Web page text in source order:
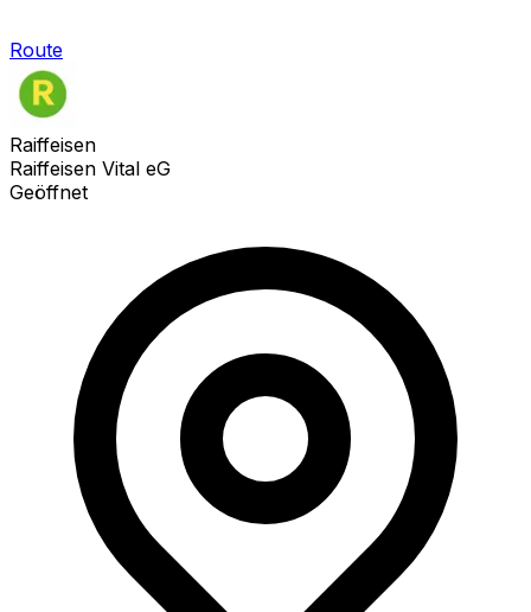
Route
Raiffeisen
Raiffeisen Vital eG
Geöffnet